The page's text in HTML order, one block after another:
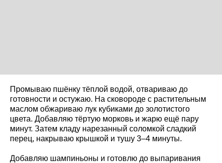
Промываю пшёнку тёплой водой, отвариваю до
готовности и остужаю. На сковороде с растительным
маслом обжариваю лук кубиками до золотистого
цвета. Добавляю тёртую морковь и жарю ещё пару
минут. Затем кладу нарезанный соломкой сладкий
перец, накрываю крышкой и тушу 3–4 минуты.
Добавляю шампиньоны и готовлю до выпаривания